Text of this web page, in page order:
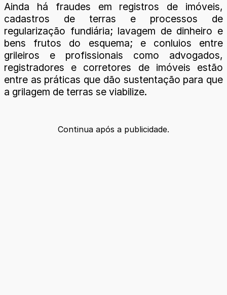
Ainda há fraudes em registros de imóveis,
cadastros de terras e processos de
regularização fundiária; lavagem de dinheiro e
bens frutos do esquema; e conluios entre
grileiros e profissionais como advogados,
registradores e corretores de imóveis estão
entre as práticas que dão sustentação para que
a grilagem de terras se viabilize.
Continua após a publicidade.